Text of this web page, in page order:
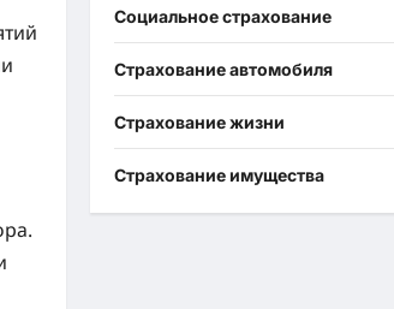
Социальное страхование
Страхование автомобиля
Страхование жизни
Страхование имущества